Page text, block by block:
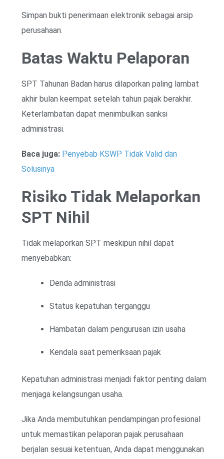
Simpan bukti penerimaan elektronik sebagai arsip
perusahaan.
Batas Waktu Pelaporan
SPT Tahunan Badan harus dilaporkan paling lambat
akhir bulan keempat setelah tahun pajak berakhir.
Keterlambatan dapat menimbulkan sanksi
administrasi.
Baca juga: Penyebab KSWP Tidak Valid dan
Solusinya
Risiko Tidak Melaporkan
SPT Nihil
Tidak melaporkan SPT meskipun nihil dapat
menyebabkan:
Denda administrasi
Status kepatuhan terganggu
Hambatan dalam pengurusan izin usaha
Kendala saat pemeriksaan pajak
Kepatuhan administrasi menjadi faktor penting dalam
menjaga kelangsungan usaha.
Jika Anda membutuhkan pendampingan profesional
untuk memastikan pelaporan pajak perusahaan
berjalan sesuai ketentuan, Anda dapat menggunakan